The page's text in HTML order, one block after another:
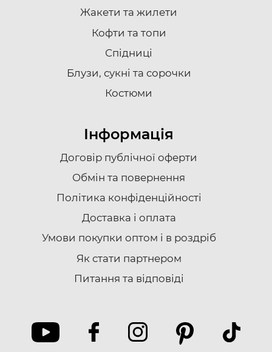
Жакети та жилети
Кофти та топи
Спідниці
Блузи, сукні та сорочки
Костюми
Інформація
Договір публічної оферти
Обмін та повернення
Політика конфіденційності
Доставка i оплата
Умови покупки оптом і в роздріб
Як стати партнером
Питання та відповіді